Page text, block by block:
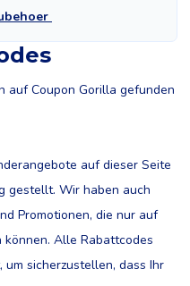
auf Coupon Gorilla gefunden
auf dieser Seite
gestellt. Wir haben auch
Promotionen, die nur auf
Alle Rabattcodes
sicherzustellen, dass Ihr